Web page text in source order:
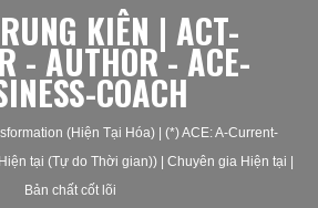
KIÊN | ACT-
- AUTHOR - ACE-
COACH
(Hiện Tại Hóa) | (*) ACE: A-Current-
tại (Tự do Thời gian)) | Chuyên gia Hiện tại |
Bản chất cốt lõi